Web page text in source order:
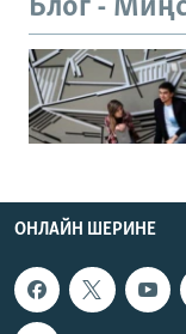
Блог -
ОНЛАЙН ШЕРИНЕ